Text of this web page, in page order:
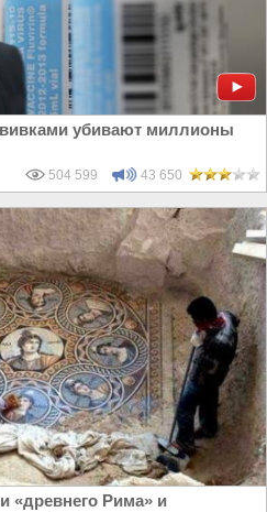
убивают миллионы
504 599 43 650
«древнего Рима» и